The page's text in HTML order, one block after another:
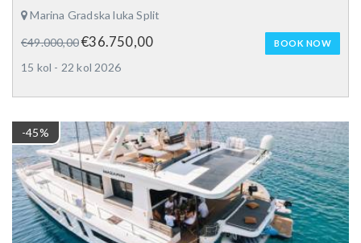
Marina Gradska luka Split
BOOK NOW
€49.000,00€36.750,00
15 kol - 22 kol 2026
-45%